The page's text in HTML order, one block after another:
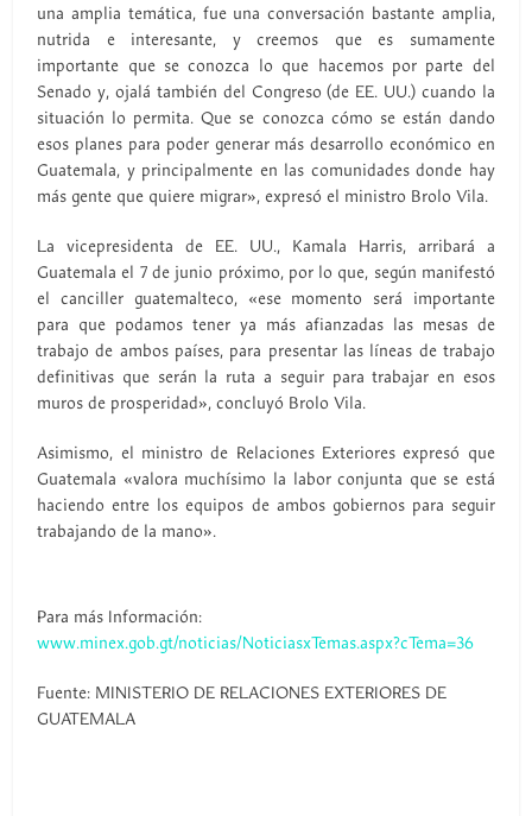
una amplia temática, fue una conversación bastante amplia,
nutrida e interesante, y creemos que es sumamente
importante que se conozca lo que hacemos por parte del
Senado y, ojalá también del Congreso (de EE. UU.) cuando la
situación lo permita. Que se conozca cómo se están dando
esos planes para poder generar más desarrollo económico en
Guatemala, y principalmente en las comunidades donde hay
más gente que quiere migrar», expresó el ministro Brolo Vila.
La vicepresidenta de EE. UU., Kamala Harris, arribará a
Guatemala el 7 de junio próximo, por lo que, según manifestó
el canciller guatemalteco, «ese momento será importante
para que podamos tener ya más afianzadas las mesas de
trabajo de ambos países, para presentar las líneas de trabajo
definitivas que serán la ruta a seguir para trabajar en esos
muros de prosperidad», concluyó Brolo Vila.
Asimismo, el ministro de Relaciones Exteriores expresó que
Guatemala «valora muchísimo la labor conjunta que se está
haciendo entre los equipos de ambos gobiernos para seguir
trabajando de la mano».
Para más Información:
www.minex.gob.gt/noticias/NoticiasxTemas.aspx?cTema=36
Fuente: MINISTERIO DE RELACIONES EXTERIORES DE
GUATEMALA